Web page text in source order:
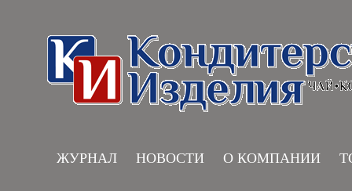
ЖУРНАЛ НОВОСТИ О КОМПАНИИ